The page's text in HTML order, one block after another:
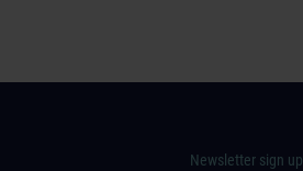
Newsletter sign up